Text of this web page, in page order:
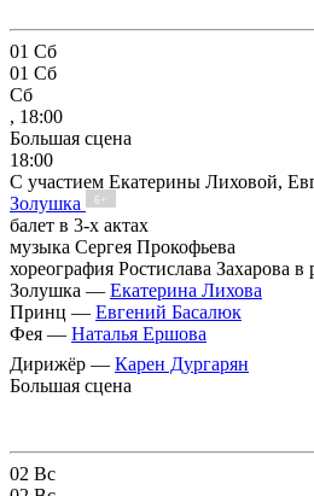
01 Сб
01 Сб
Сб
, 18:00
Большая сцена
18:00
С участием Екатерины Лиховой,
Золушка
6+
балет в 3-х актах
музыка Сергея Прокофьева
хореография Ростислава Захарова
Золушка — Екатерина Лихова
Принц — Евгений Басалюк
Фея — Наталья Ершова
Дирижёр — Карен Дургарян
Большая сцена
02 Вс